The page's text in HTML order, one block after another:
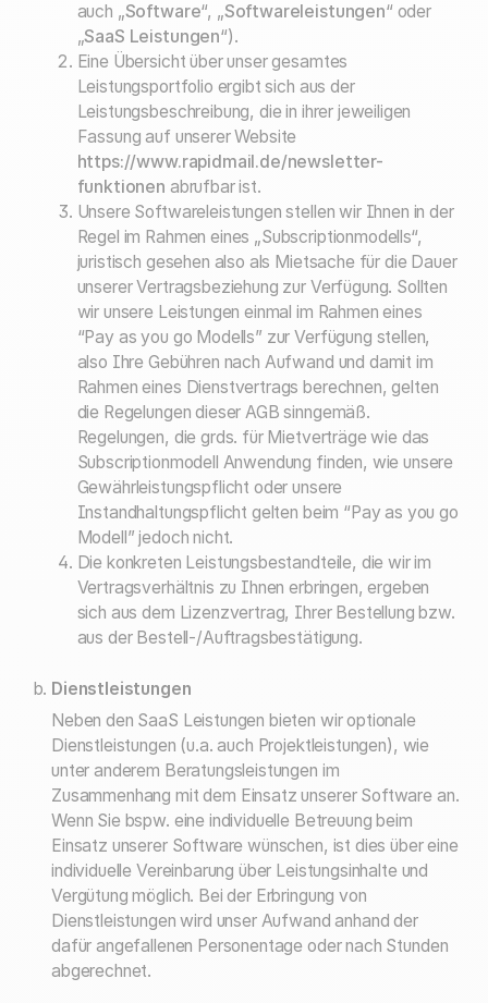
auch „Software“, „Softwareleistungen“ oder
„SaaS Leistungen“).
Eine Übersicht über unser gesamtes
Leistungsportfolio ergibt sich aus der
Leistungsbeschreibung, die in ihrer jeweiligen
Fassung auf unserer Website
https://www.rapidmail.de/newsletter-
funktionen abrufbar ist.
Unsere Softwareleistungen stellen wir Ihnen in der
Regel im Rahmen eines „Subscriptionmodells“,
juristisch gesehen also als Mietsache für die Dauer
unserer Vertragsbeziehung zur Verfügung. Sollten
wir unsere Leistungen einmal im Rahmen eines
“Pay as you go Modells” zur Verfügung stellen,
also Ihre Gebühren nach Aufwand und damit im
Rahmen eines Dienstvertrags berechnen, gelten
die Regelungen dieser AGB sinngemäß.
Regelungen, die grds. für Mietverträge wie das
Subscriptionmodell Anwendung finden, wie unsere
Gewährleistungspflicht oder unsere
Instandhaltungspflicht gelten beim “Pay as you go
Modell” jedoch nicht.
Die konkreten Leistungsbestandteile, die wir im
Vertragsverhältnis zu Ihnen erbringen, ergeben
sich aus dem Lizenzvertrag, Ihrer Bestellung bzw.
aus der Bestell-/Auftragsbestätigung.
Dienstleistungen
Neben den SaaS Leistungen bieten wir optionale
Dienstleistungen (u.a. auch Projektleistungen), wie
unter anderem Beratungsleistungen im
Zusammenhang mit dem Einsatz unserer Software an.
Wenn Sie bspw. eine individuelle Betreuung beim
Einsatz unserer Software wünschen, ist dies über eine
individuelle Vereinbarung über Leistungsinhalte und
Vergütung möglich. Bei der Erbringung von
Dienstleistungen wird unser Aufwand anhand der
dafür angefallenen Personentage oder nach Stunden
abgerechnet.